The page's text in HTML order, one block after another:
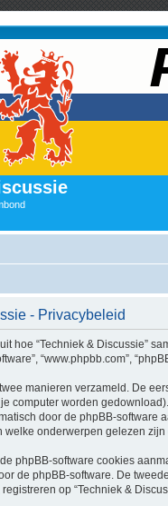
- Privacybeleid
hoe “Techniek & Discussie”
“www.phpbb.com”,
manieren verzameld. De
computer worden
door de phpBB-software
welke onderwerpen gelezen
phpBB-software cookies
de phpBB-software. De
op “Techniek &